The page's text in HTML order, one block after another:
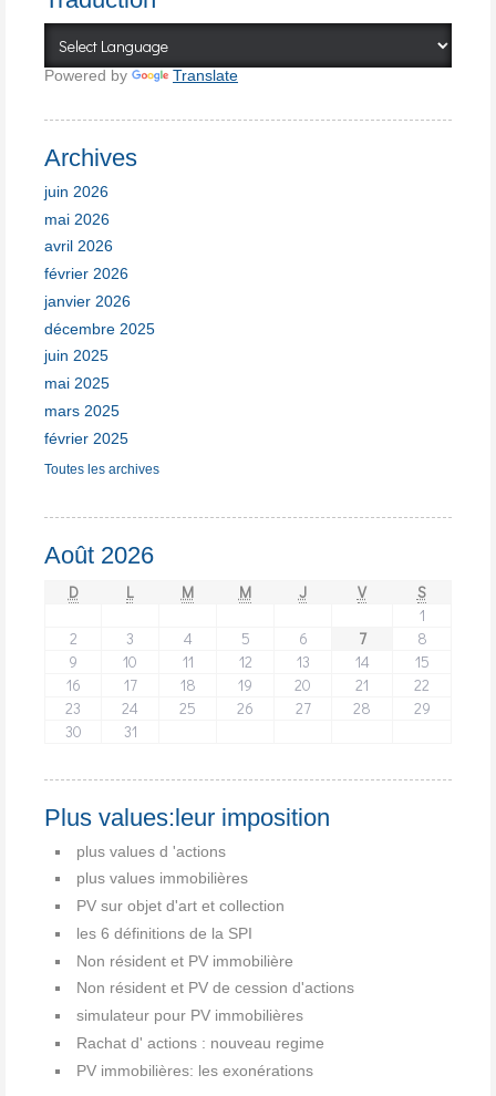
Powered by Translate
Archives
juin 2026
mai 2026
avril 2026
février 2026
janvier 2026
décembre 2025
juin 2025
mai 2025
mars 2025
février 2025
Toutes les archives
Août 2026
D L M M J V
S
1
2
3 4 5 6 7
8
9
10 11 12 13 14
15
16
17 18 19 20 21
22
23
24 25 26 27 28
29
30
31
Plus values:leur imposition
plus values d 'actions
plus values immobilières
PV sur objet d'art et collection
les 6 définitions de la SPI
Non résident et PV immobilière
Non résident et PV de cession d'actions
simulateur pour PV immobilières
Rachat d' actions : nouveau regime
PV immobilières: les exonérations